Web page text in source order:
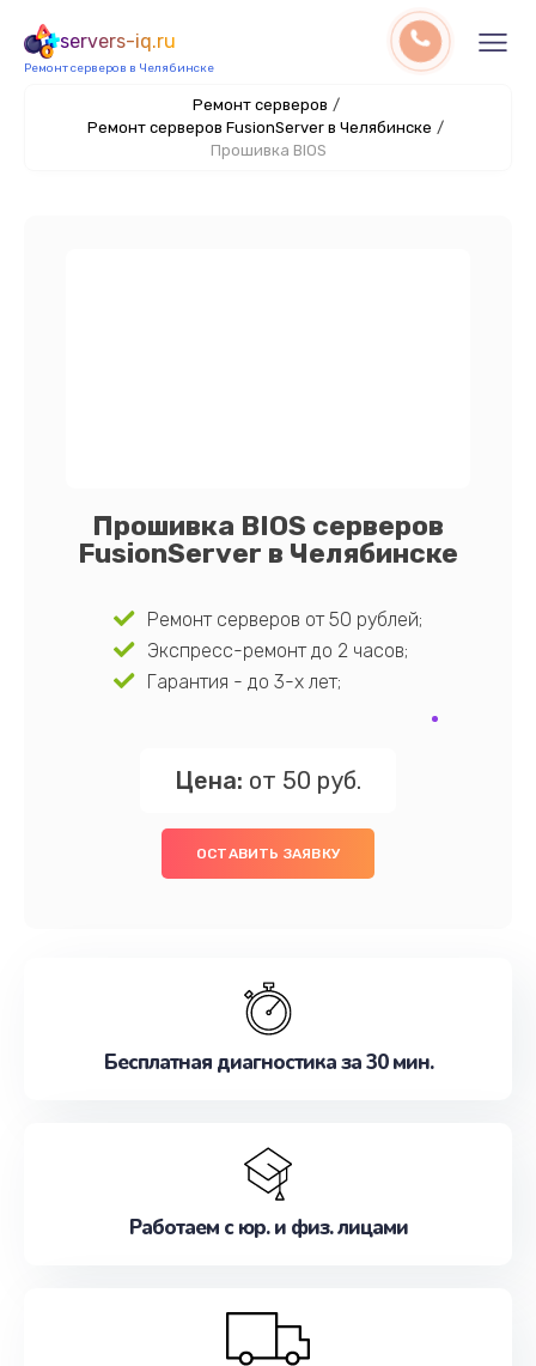
servers-iq.ru
Ремонт серверов в Челябинске
Ремонт серверов /
Ремонт серверов FusionServer в Челябинске /
Прошивка BIOS
Прошивка BIOS серверов
FusionServer в Челябинске
Ремонт серверов от 50 рублей;
Экспресс-ремонт до 2 часов;
Гарантия - до 3-х лет;
Цена: от 50 руб.
ОСТАВИТЬ ЗАЯВКУ
Бесплатная диагностика за 30 мин.
Работаем с юр. и физ. лицами